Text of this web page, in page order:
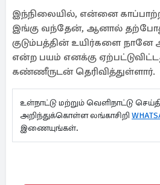
இந்நிலையில், என்னை
இங்கு வந்தேன், ஆனால்
குடும்பத்தின் உயிர்களை நானே
என்ற பயம் எனக்கு
கண்ணீருடன் தெரிவித்துள்ளார்.
உள்நாட்டு மற்றும் வெளிநாட்டு
அறிந்துக்கொள்ள லங்காசிறி
இணையுங்கள்.